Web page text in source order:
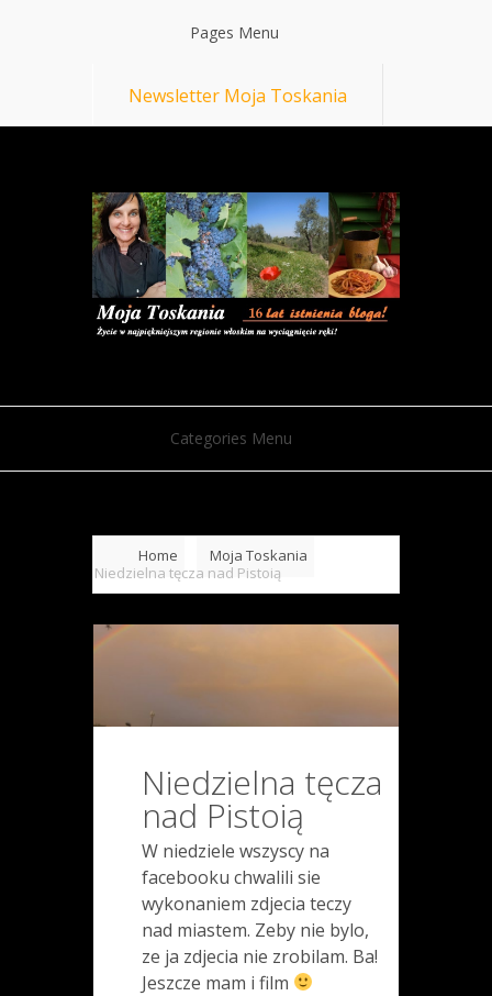
Pages Menu
Newsletter Moja Toskania
Categories Menu
Home
Moja Toskania
Niedzielna tęcza nad Pistoią
Niedzielna tęcza
nad Pistoią
W niedziele wszyscy na
facebooku chwalili sie
wykonaniem zdjecia teczy
nad miastem. Zeby nie bylo,
ze ja zdjecia nie zrobilam. Ba!
Jeszcze mam i film